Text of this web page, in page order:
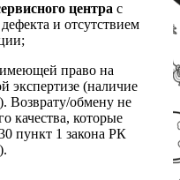
центра с
и отсутствием
право на
экспертизе (наличие
Возврату/обмену не
качества, которые
пункт 1 закона РК